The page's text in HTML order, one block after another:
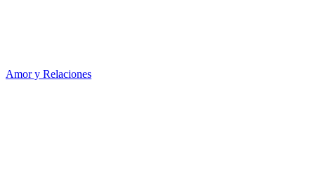
Amor y Relaciones